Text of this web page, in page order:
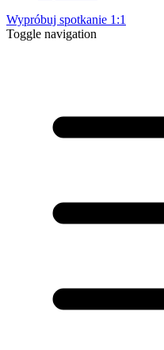
Wypróbuj spotkanie 1:1
Toggle navigation